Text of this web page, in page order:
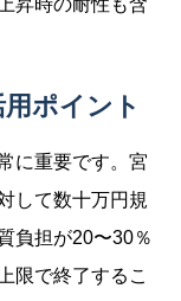
ポイント
に重要です。宮
して数十万円規
負担が20〜30％
限で終了するこ